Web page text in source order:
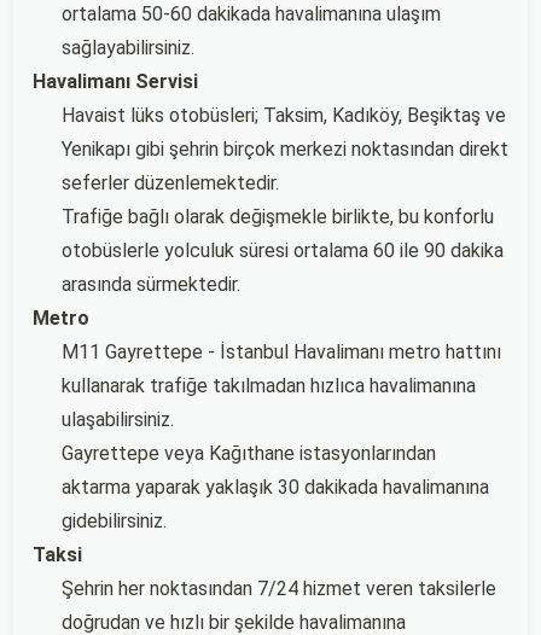
ortalama 50-60 dakikada havalimanına ulaşım
sağlayabilirsiniz.
Havalimanı Servisi
Havaist lüks otobüsleri; Taksim, Kadıköy, Beşiktaş ve
Yenikapı gibi şehrin birçok merkezi noktasından direkt
seferler düzenlemektedir.
Trafiğe bağlı olarak değişmekle birlikte, bu konforlu
otobüslerle yolculuk süresi ortalama 60 ile 90 dakika
arasında sürmektedir.
Metro
M11 Gayrettepe - İstanbul Havalimanı metro hattını
kullanarak trafiğe takılmadan hızlıca havalimanına
ulaşabilirsiniz.
Gayrettepe veya Kağıthane istasyonlarından
aktarma yaparak yaklaşık 30 dakikada havalimanına
gidebilirsiniz.
Taksi
Şehrin her noktasından 7/24 hizmet veren taksilerle
doğrudan ve hızlı bir şekilde havalimanına